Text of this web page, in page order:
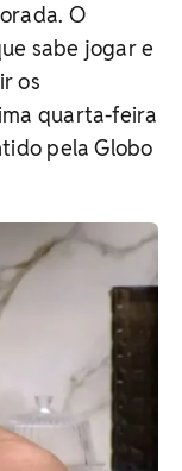
O
sabe jogar e
os
quarta-feira
pela Globo